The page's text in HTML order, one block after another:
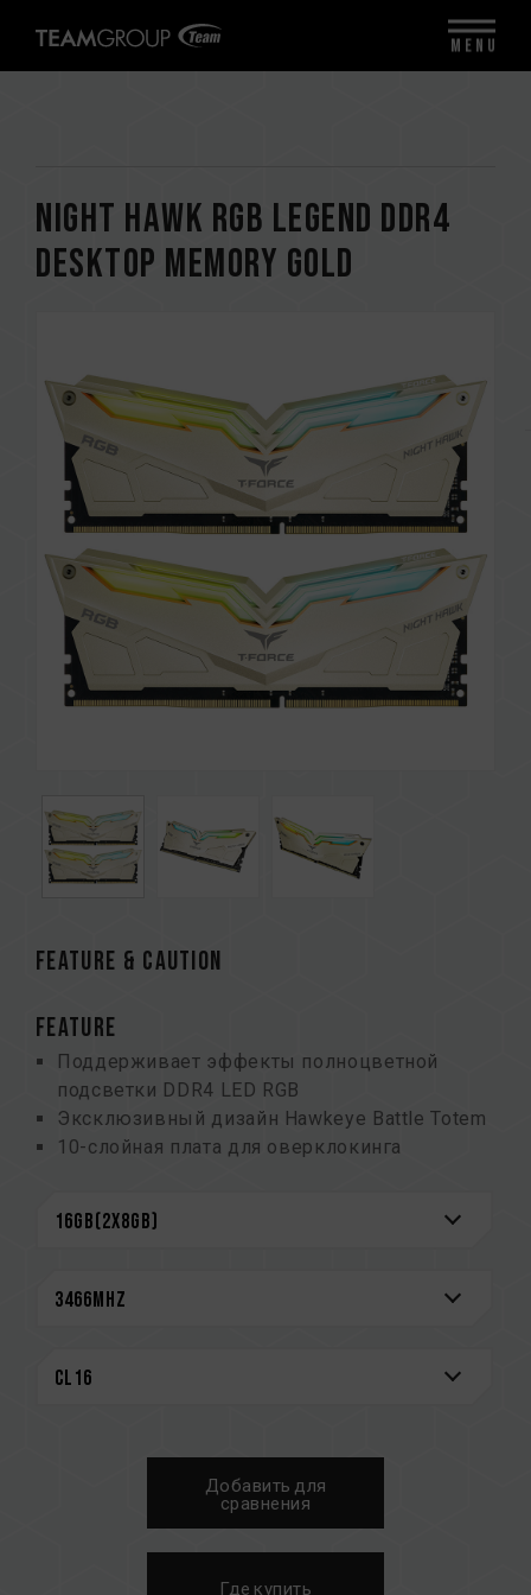
NIGHT HAWK RGB Legend DDR4
DESKTOP MEMORY GOLD
FEATURE & CAUTION
FEATURE
Поддерживает эффекты полноцветной
подсветки DDR4 LED RGB
Эксклюзивный дизайн Hawkeye Battle Totem
10-слойная плата для оверклокинга
которые отличаются стабильностью и
Поддержка профиля O.C. для оверклокинга
управления освещением
«Запрос совместимости»
Перед покупкой изделий памяти
ознакомьтесь со списком совместимости
QVL, предоставленным производителем
Добавить для
сравнения
Где купить
MENU